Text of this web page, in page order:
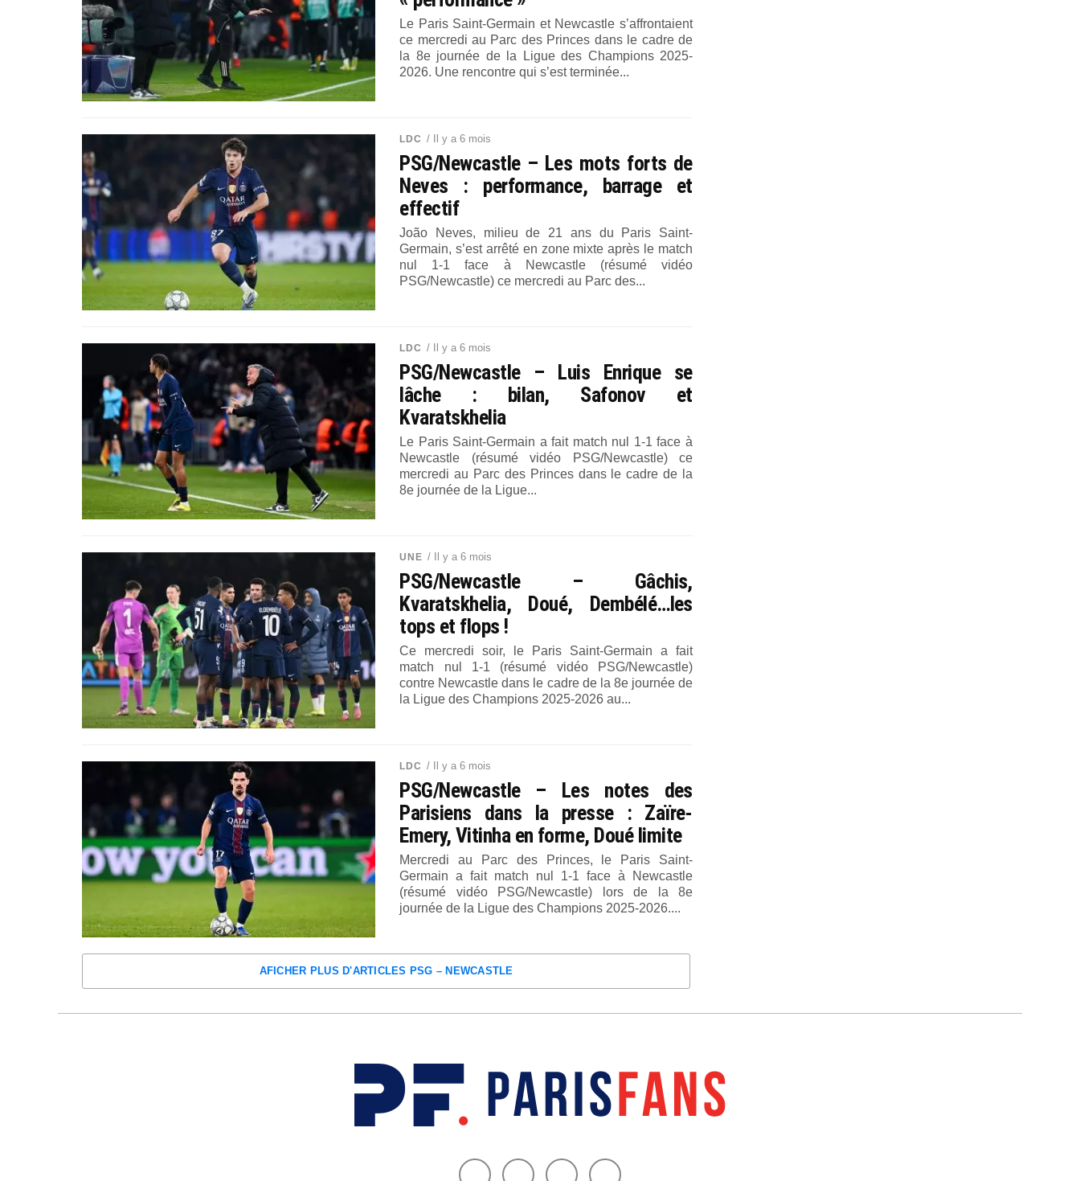
Le Paris Saint-Germain et Newcastle s’affrontaient
ce mercredi au Parc des Princes dans le cadre de
la 8e journée de la Ligue des Champions 2025-
2026. Une rencontre qui s’est terminée...
LDC / Il y a 6 mois
PSG/Newcastle – Les mots forts de
Neves : performance, barrage et
effectif
João Neves, milieu de 21 ans du Paris Saint-
Germain, s’est arrêté en zone mixte après le match
nul 1-1 face à Newcastle (résumé vidéo
PSG/Newcastle) ce mercredi au Parc des...
LDC / Il y a 6 mois
PSG/Newcastle – Luis Enrique se
lâche : bilan, Safonov et
Kvaratskhelia
Le Paris Saint-Germain a fait match nul 1-1 face à
Newcastle (résumé vidéo PSG/Newcastle) ce
mercredi au Parc des Princes dans le cadre de la
8e journée de la Ligue...
UNE / Il y a 6 mois
PSG/Newcastle – Gâchis,
Kvaratskhelia, Doué, Dembélé…les
tops et flops !
Ce mercredi soir, le Paris Saint-Germain a fait
match nul 1-1 (résumé vidéo PSG/Newcastle)
contre Newcastle dans le cadre de la 8e journée de
la Ligue des Champions 2025-2026 au...
LDC / Il y a 6 mois
PSG/Newcastle – Les notes des
Parisiens dans la presse : Zaïre-
Emery, Vitinha en forme, Doué limite
Mercredi au Parc des Princes, le Paris Saint-
Germain a fait match nul 1-1 face à Newcastle
(résumé vidéo PSG/Newcastle) lors de la 8e
journée de la Ligue des Champions 2025-2026....
AFICHER PLUS D'ARTICLES PSG – NEWCASTLE